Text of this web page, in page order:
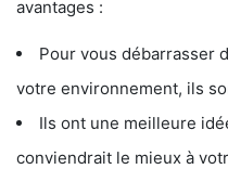
avantages :
Pour vous débarrasser
votre environnement, ils
Ils ont une meilleure
conviendrait le mieux à